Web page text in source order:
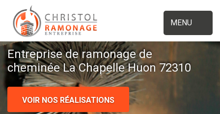
MENU
Entreprise de ramonage de
cheminée La Chapelle Huon 72310
VOIR NOS RÉALISATIONS